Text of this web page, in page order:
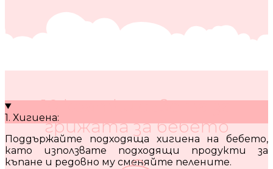
10 кратки съвета за
грижата за бебето
1. Хигиена:
Поддържайте подходяща хигиена на бебето,
като използвате подходящи продукти за
къпане и редовно му сменяйте пелените.